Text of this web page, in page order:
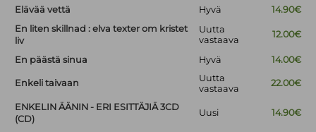
Elävää vettä Hyvä
14.90€
En liten skillnad : elva texter om kristet
liv
Uutta
vastaava
12.00€
En päästä sinua Hyvä 14.00€
Enkeli taivaan
Uutta
vastaava
22.00€
ENKELIN ÄÄNIN - ERI ESITTÄJIÄ 3CD
(CD)
Uusi 14.90€